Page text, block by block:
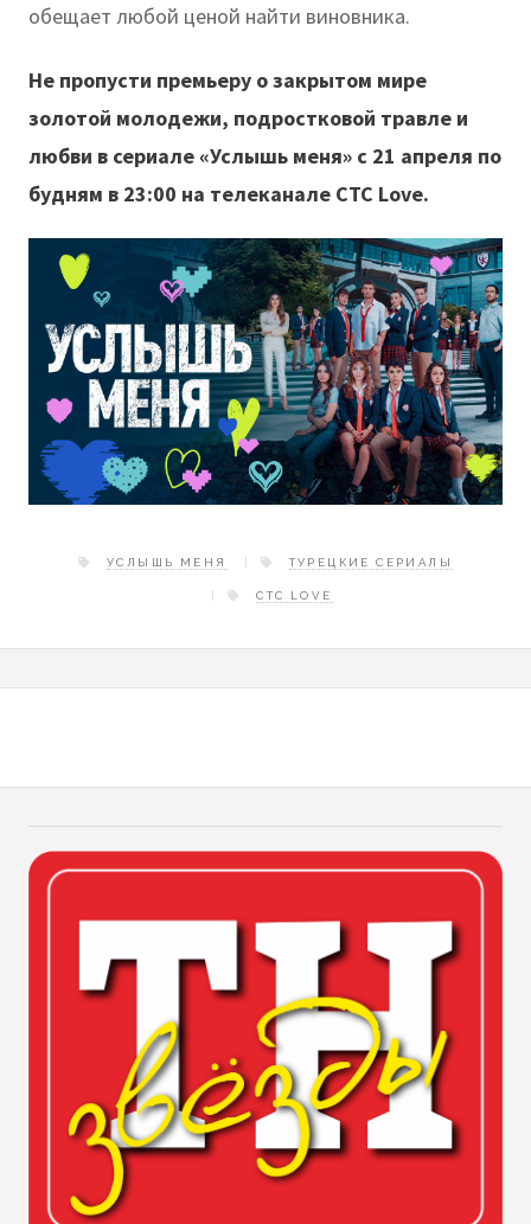
обещает любой ценой найти виновника.
Не пропусти премьеру о закрытом мире
золотой молодежи, подростковой травле и
любви в сериале «Услышь меня» с 21 апреля по
будням в 23:00 на телеканале СТС Love.
УСЛЫШЬ МЕНЯ ТУРЕЦКИЕ СЕРИАЛЫ
СТС LOVE